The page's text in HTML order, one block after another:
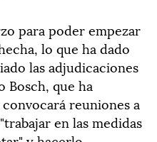
para poder empezar
lo que ha dado
las adjudicaciones
Bosch, que ha
reuniones a
en las medidas